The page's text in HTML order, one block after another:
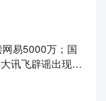
易5000万；国
讯飞辟谣出现重